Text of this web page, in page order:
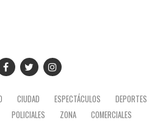
CIUDAD ESPECTÁCULOS
DEPORTES
POLICIALES ZONA COMERCIALES